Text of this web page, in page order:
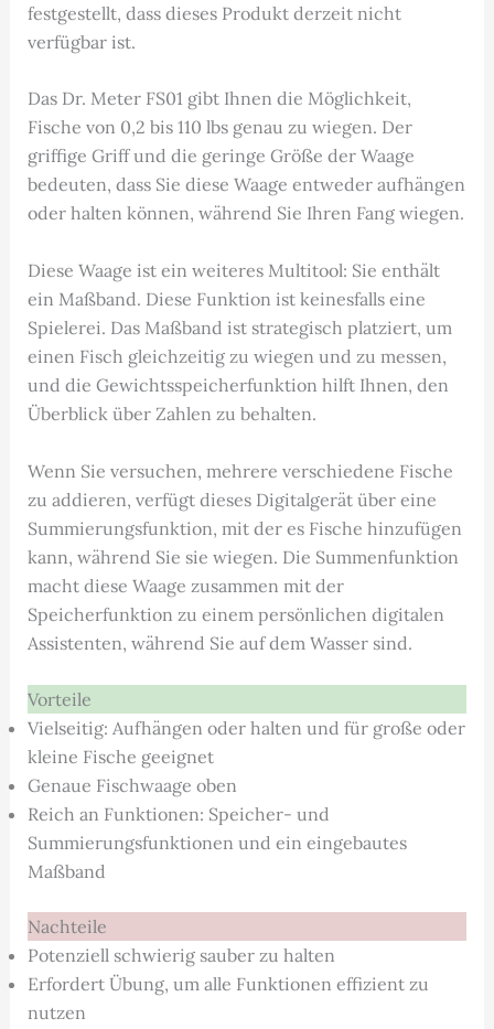
festgestellt, dass dieses Produkt derzeit nicht
verfügbar ist.
Das Dr. Meter FS01 gibt Ihnen die Möglichkeit,
Fische von 0,2 bis 110 lbs genau zu wiegen. Der
griffige Griff und die geringe Größe der Waage
bedeuten, dass Sie diese Waage entweder aufhängen
oder halten können, während Sie Ihren Fang wiegen.
Diese Waage ist ein weiteres Multitool: Sie enthält
ein Maßband. Diese Funktion ist keinesfalls eine
Spielerei. Das Maßband ist strategisch platziert, um
einen Fisch gleichzeitig zu wiegen und zu messen,
und die Gewichtsspeicherfunktion hilft Ihnen, den
Überblick über Zahlen zu behalten.
Wenn Sie versuchen, mehrere verschiedene Fische
zu addieren, verfügt dieses Digitalgerät über eine
Summierungsfunktion, mit der es Fische hinzufügen
kann, während Sie sie wiegen. Die Summenfunktion
macht diese Waage zusammen mit der
Speicherfunktion zu einem persönlichen digitalen
Assistenten, während Sie auf dem Wasser sind.
Vorteile
Vielseitig: Aufhängen oder halten und für große oder
kleine Fische geeignet
Genaue Fischwaage oben
Reich an Funktionen: Speicher- und
Summierungsfunktionen und ein eingebautes
Maßband
Nachteile
Potenziell schwierig sauber zu halten
Erfordert Übung, um alle Funktionen effizient zu
nutzen